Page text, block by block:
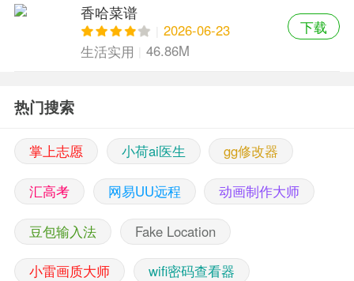
香哈菜谱
2026-06-23
生活实用
46.86M
下载
热门搜索
掌上志愿 小荷ai医生 gg修改器
汇高考 网易UU远程 动画制作大师
豆包输入法 Fake Location
小雷画质大师 wifi密码查看器